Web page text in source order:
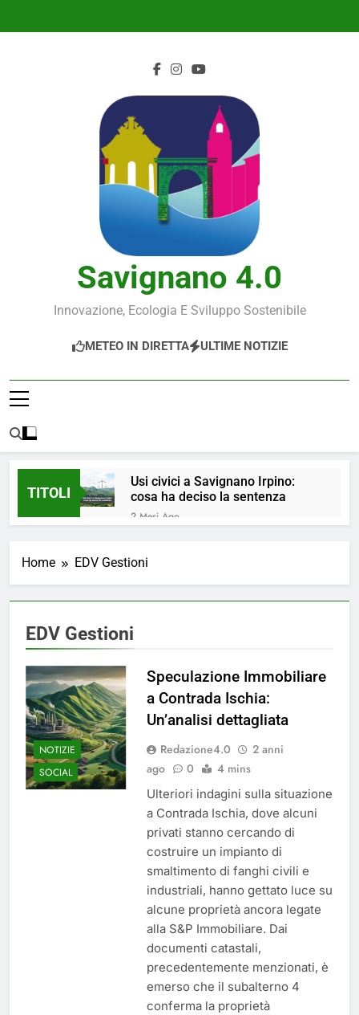
Savignano 4.0
Innovazione, Ecologia E Sviluppo Sostenibile
METEO IN DIRETTA ULTIME NOTIZIE
TITOLI
Usi civici a Savignano Irpino:
cosa ha deciso la sentenza
2 Mesi Ago
4 Mesi Ago
ORDINANZA N. 8/2026 –
PARZIALE REVOCA DEL DIVIETO
POTABILE
4 Mesi Ago
4 Mesi Ago
⚠️ Emergenza Acqua a
Savignano Irpino: Ordinanza n. 7
del 26 Marzo 2026
4 Mesi Ago
Mangiaplastica: Più ricicli, più
risparmi!
10 Mesi Ago
Postamat chiuso di notte a
Savignano: misura anti-rapina
fino alle 8:30
11 Mesi Ago
💡 Savignano 4.0 si rinnova: scopri
la nuova grafica del blog dedicato
al futuro del nostro paese
1 Anno Ago
🌤️ Nuova Webcam Live per il
Meteo a Savignano Irpino!
2 Anni Ago
Test IT-alert l’11 ottobre:
messaggio sui cellulari anche a
Savignano
2 Anni Ago
Home EDV Gestioni
EDV Gestioni
NOTIZIE
SOCIAL
Speculazione Immobiliare
a Contrada Ischia:
Un’analisi dettagliata
Redazione4.0
2 anni
ago
0 4 mins
Ulteriori indagini sulla situazione
a Contrada Ischia, dove alcuni
privati stanno cercando di
costruire un impianto di
smaltimento di fanghi civili e
industriali, hanno gettato luce su
alcune proprietà ancora legate
alla S&P Immobiliare. Dai
documenti catastali,
precedentemente menzionati, è
emerso che il subalterno 4
conferma la proprietà